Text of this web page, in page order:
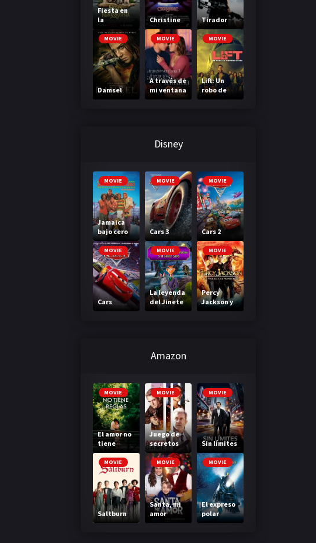
Fiesta en
la
Madriguer
a
Christine Tirador
MOVIE
Damsel
MOVIE
A través de
mi ventana
3: A través
MOVIE
Lift: Un
robo de
primera
Disney
MOVIE
Jamaica
bajo cero
MOVIE
Cars 3
MOVIE
Cars 2
MOVIE
Cars
MOVIE
La leyenda
del Jinete
sin cabeza
MOVIE
Percy
Jackson y
el mar de
Amazon
MOVIE
El amor no
tiene
reglas
MOVIE
Juego de
secretos
MOVIE
Sin límites
MOVIE
Saltburn
MOVIE
Santa, mi
amor
MOVIE
El expreso
polar